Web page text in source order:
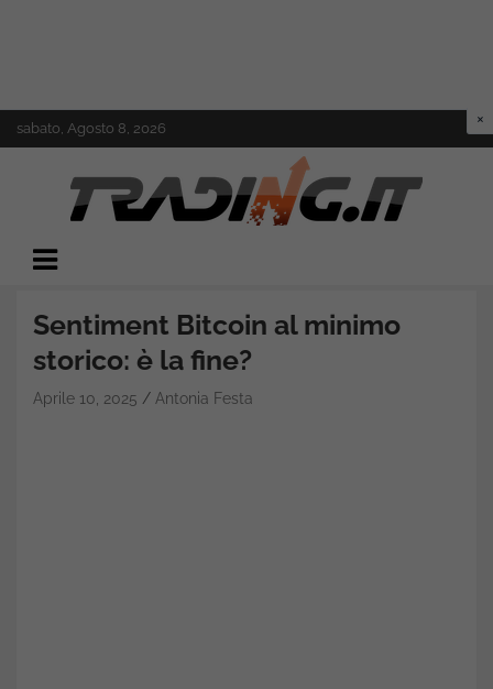
to
sabato, Agosto 8, 2026
Trading.it
Sentiment Bitcoin al minimo
storico: è la fine?
Aprile 10, 2025 Antonia Festa